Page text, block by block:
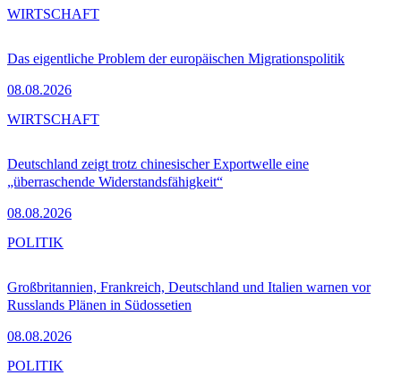
Das eigentliche Problem der europäischen Migrationspolitik
08.08.2026
WIRTSCHAFT
Deutschland zeigt trotz chinesischer Exportwelle eine
„überraschende Widerstandsfähigkeit“
08.08.2026
WIRTSCHAFT
Großbritannien, Frankreich, Deutschland und Italien warnen vor
Russlands Plänen in Südossetien
08.08.2026
POLITIK
POLITIK